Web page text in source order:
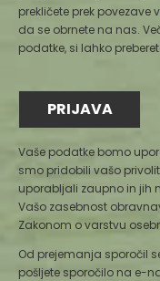
prekličete prek
da se obrnete na nas.
podatke, si lahko
Vaše podatke bomo
smo pridobili vašo
uporabljali zaupno in jih
Vašo zasebnost
Zakonom o varstvu
Od prejemanja sporočil
pošljete sporočilo na e-